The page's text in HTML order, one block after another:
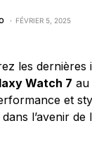
FÉVRIER 5, 2025
les dernières
Watch 7 au
et
l’avenir